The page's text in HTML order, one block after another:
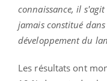
connaissance, il
jamais constitué
développement du
Les résultats ont